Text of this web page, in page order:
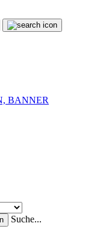
BANNER
Suche...